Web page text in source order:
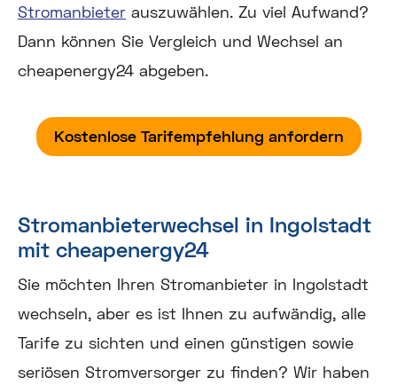
Stromanbieter auszuwählen. Zu viel Aufwand?
Dann können Sie Vergleich und Wechsel an
cheapenergy24 abgeben.
Kostenlose Tarifempfehlung anfordern
Stromanbieterwechsel in Ingolstadt
mit cheapenergy24
Sie möchten Ihren Stromanbieter in Ingolstadt
wechseln, aber es ist Ihnen zu aufwändig, alle
Tarife zu sichten und einen günstigen sowie
seriösen Stromversorger zu finden? Wir haben